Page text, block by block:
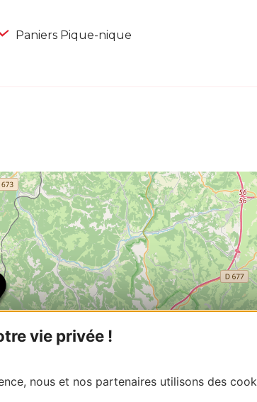
vie privée !
nous et nos partenaires utilisons des
Paniers Pique-nique